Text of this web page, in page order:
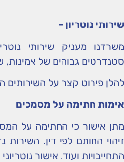
שירותי נוטריון –
משרדנו מעניק שירותי
סטנדרטים גבוהים של אמינות,
להלן פירוט קצר על השירותים
אימות חתימה על מסמכים
מתן אישור כי החתימה על
זיהוי החותם לפי דין. השירות
התחייבויות ועוד. אישור